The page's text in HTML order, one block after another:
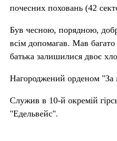
почесних поховань (42
Був чесною, порядною,
всім допомагав. Мав
батька залишилися двоє
Нагороджений орденом "За
Служив в 10-й окремій
"Едельвейс".